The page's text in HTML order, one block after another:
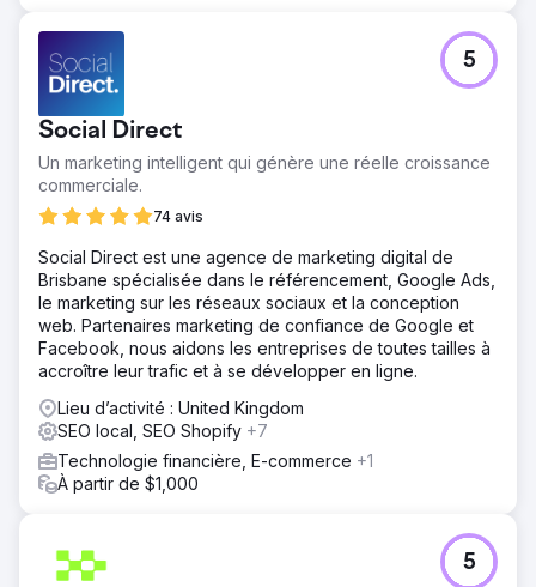
« meilleurs restaurants rooftop à Dubaï » et « lieux pour
événements d'entreprise à proximité ».
Résultat
En quelques mois, le restaurant a enregistré une
croissance significative : +3 100 visites organiques par
mois en seulement six mois. Plus de 1 100 référencements
sur des mots clés, dont 35 dans le top 3 de Google.
Social Direct
Un marketing intelligent qui génère une réelle croissance
commerciale.
74 avis
5
Social Direct est une agence de marketing digital de
Brisbane spécialisée dans le référencement, Google Ads,
le marketing sur les réseaux sociaux et la conception
web. Partenaires marketing de confiance de Google et
Facebook, nous aidons les entreprises de toutes tailles à
accroître leur trafic et à se développer en ligne.
Lieu d’activité : United Kingdom
SEO local, SEO Shopify +7
Technologie financière, E-commerce +1
À partir de $1,000
5